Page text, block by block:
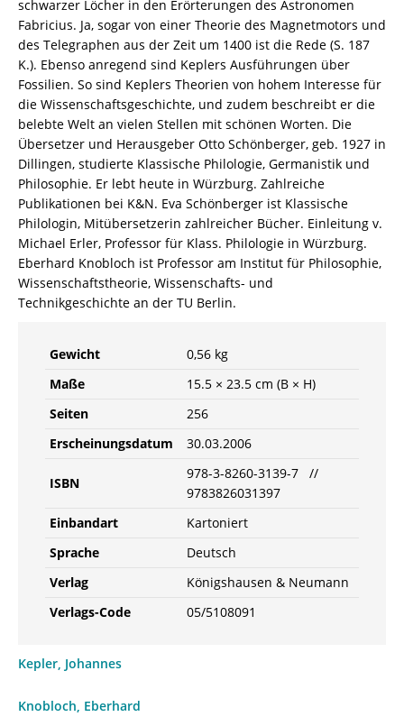
schwarzer Löcher in den Erörterungen des Astronomen
Fabricius. Ja, sogar von einer Theorie des Magnetmotors und
des Telegraphen aus der Zeit um 1400 ist die Rede (S. 187
K.). Ebenso anregend sind Keplers Ausführungen über
Fossilien. So sind Keplers Theorien von hohem Interesse für
die Wissenschaftsgeschichte, und zudem beschreibt er die
belebte Welt an vielen Stellen mit schönen Worten. Die
Übersetzer und Herausgeber Otto Schönberger, geb. 1927 in
Dillingen, studierte Klassische Philologie, Germanistik und
Philosophie. Er lebt heute in Würzburg. Zahlreiche
Publikationen bei K&N. Eva Schönberger ist Klassische
Philologin, Mitübersetzerin zahlreicher Bücher. Einleitung v.
Michael Erler, Professor für Klass. Philologie in Würzburg.
Eberhard Knobloch ist Professor am Institut für Philosophie,
Wissenschaftstheorie, Wissenschafts- und
Technikgeschichte an der TU Berlin.
Gewicht
0,56 kg
Maße
15.5 × 23.5 cm (B × H)
Seiten
256
Erscheinungsdatum
30.03.2006
ISBN
978-3-8260-3139-7 //
9783826031397
Einbandart
Kartoniert
Sprache
Deutsch
Verlag
Königshausen & Neumann
Verlags-Code
05/5108091
Kepler, Johannes
Knobloch, Eberhard